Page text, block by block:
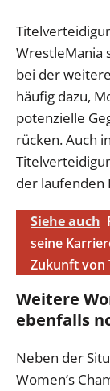
WrestleMania
bei der
häufig dazu,
potenzielle
rücken. Auch
der laufenden
Siehe auch
seine
Zukunft von
Weitere
ebenfalls
Neben der
Women’s